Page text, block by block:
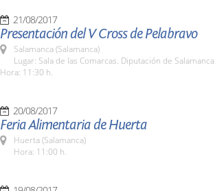
21/08/2017
Presentación del V Cross de Pelabravo
Salamanca (Salamanca)
Lugar: Sala de las Comarcas. Diputación de Salamanca
Hora: 11:30 h.
20/08/2017
Feria Alimentaria de Huerta
Huerta (Salamanca)
Hora: 11:00 h.